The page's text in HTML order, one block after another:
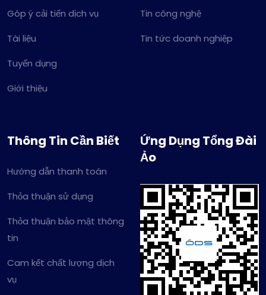
Góp ý cải tiến dịch vụ
Tài liệu
Tuyển dụng
Giới thiệu
Tin công nghệ
Tin tức doanh nghiệp
Thông Tin Cần Biết
Hướng dẫn thanh toán
Thỏa thuận sử dụng
Thỏa thuận bảo mật thông
tin
Cam kết chất lượng dịch
vụ
Ứng Dụng Tổng Đài
Ảo